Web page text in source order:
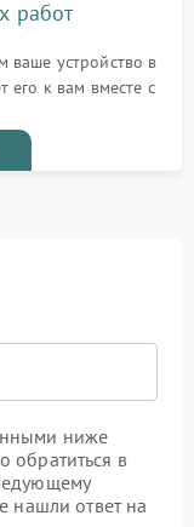
работ
ваше устройство в
его к вам вместе с
ниже
обратиться в
нашли ответ на